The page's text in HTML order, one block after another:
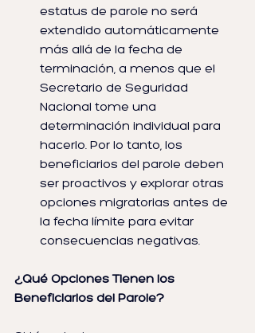
estatus de parole no será
extendido automáticamente
más allá de la fecha de
terminación, a menos que el
Secretario de Seguridad
Nacional tome una
determinación individual para
hacerlo. Por lo tanto, los
beneficiarios del parole deben
ser proactivos y explorar otras
opciones migratorias antes de
la fecha límite para evitar
consecuencias negativas.
¿Qué Opciones Tienen los
Beneficiarios del Parole?